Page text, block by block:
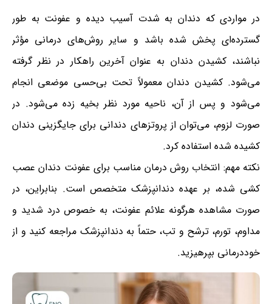
در مواردی که دندان به شدت آسیب دیده و عفونت به طور
گسترده‌ای پخش شده باشد و سایر روش‌های درمانی مؤثر
نباشند، کشیدن دندان به عنوان آخرین راهکار در نظر گرفته
می‌شود. کشیدن دندان معمولاً تحت بی‌حسی موضعی انجام
می‌شود و پس از آن، ناحیه مورد نظر بخیه زده می‌شود. در
صورت لزوم، می‌توان از پروتزهای دندانی برای جایگزینی دندان
کشیده شده استفاده کرد.
نکته مهم: انتخاب روش درمان مناسب برای عفونت دندان عصب
کشی شده، بر عهده دندانپزشک متخصص است. بنابراین، در
صورت مشاهده هرگونه علائم عفونت، به خصوص درد شدید و
مداوم، تورم، ترشح و تب، حتماً به دندانپزشک مراجعه کنید و از
خوددرمانی بپرهیزید.